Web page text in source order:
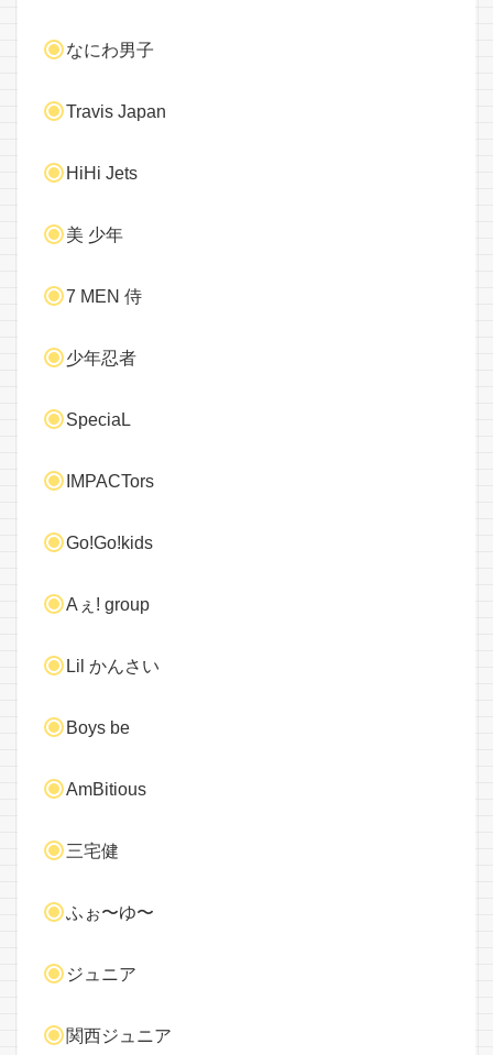
なにわ男子
Travis Japan
HiHi Jets
美 少年
7 MEN 侍
少年忍者
SpeciaL
IMPACTors
Go!Go!kids
Aぇ! group
Lil かんさい
Boys be
AmBitious
三宅健
ふぉ〜ゆ〜
ジュニア
関西ジュニア